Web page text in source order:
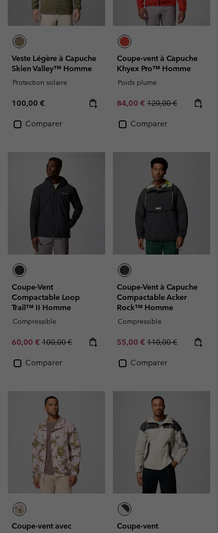
Veste Légère à Capuche
Skien Valley™ Homme
Protection solaire
Regular price:
100,00 €
Comparer
Coupe-vent à Capuche
Khyex Pro™ Homme
Poids plume
Sale price:
84,00 € Regular price:
120,00 €
Comparer
Coupe-Vent
Compactable Loop
Trail™ II Homme
Compressible
Sale price:
60,00 € Regular price:
100,00 €
Comparer
Coupe-Vent à Capuche
Compactable Acker
Rock™ Homme
Compressible
Sale price:
55,00 € Regular price:
110,00 €
Comparer
Coupe-vent avec
Coupe-vent